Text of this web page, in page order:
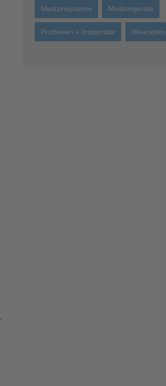
Medizinsysteme Medizingeräte
Prothesen + Implantate Wearables